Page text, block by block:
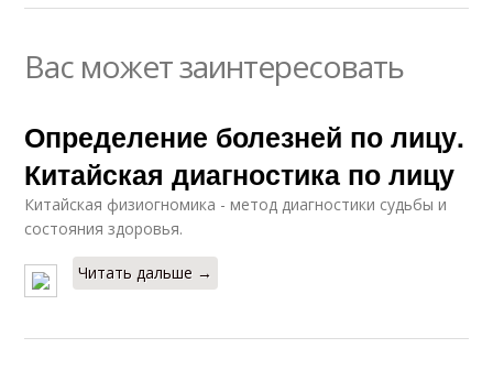
Вас может заинтересовать
Определение болезней по лицу.
Китайская диагностика по лицу
Китайская физиогномика - метод диагностики судьбы и
состояния здоровья.
Читать дальше →